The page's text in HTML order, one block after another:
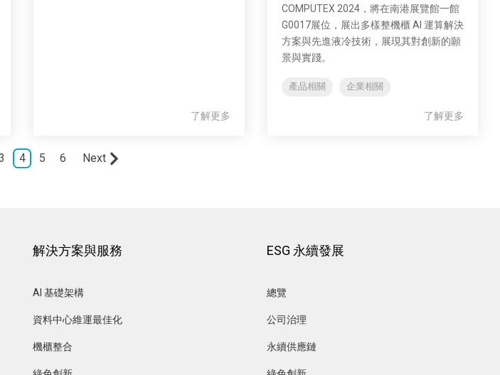
了解更多
COMPUTEX 2024，將在南港展覽館一館
G0017展位，展出多樣整機櫃 AI 運算解決
方案與先進液冷技術，展現其對創新的願
景與實踐。
產品相關 企業相關
了解更多
4 5 6 Next
解決方案與服務
AI 基礎架構
資料中心維運最佳化
機櫃整合
ESG 永續發展
總覽
公司治理
永續供應鏈